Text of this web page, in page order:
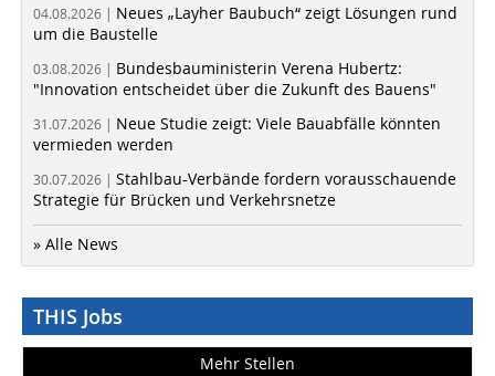
04.08.2026 | Neues „Layher Baubuch“ zeigt Lösungen rund
um die Baustelle
03.08.2026 | Bundesbauministerin Verena Hubertz:
"Innovation entscheidet über die Zukunft des Bauens"
31.07.2026 | Neue Studie zeigt: Viele Bauabfälle könnten
vermieden werden
30.07.2026 | Stahlbau-Verbände fordern vorausschauende
Strategie für Brücken und Verkehrsnetze
» Alle News
THIS Jobs
Mehr Stellen